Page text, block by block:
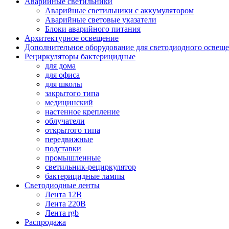
Аварийные светильники с аккумулятором
Аварийные световые указатели
Блоки аварийного питания
Архитектурное освещение
Дополнительное оборудование для светодиодного
Рециркуляторы бактерицидные
для дома
для офиса
для школы
закрытого типа
медицинский
настенное крепление
облучатели
открытого типа
передвижные
подставки
промышленные
светильник-рециркулятор
бактерицидные лампы
Светодиодные ленты
Лента 12В
Лента 220В
Лента rgb
Распродажа